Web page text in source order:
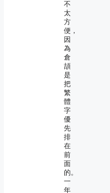
不
太
方
便，
因
為
倉
頡
是
把
繁
體
字
優
先
排
在
前
面
的。
一
年